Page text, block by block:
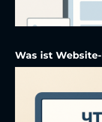
Was ist